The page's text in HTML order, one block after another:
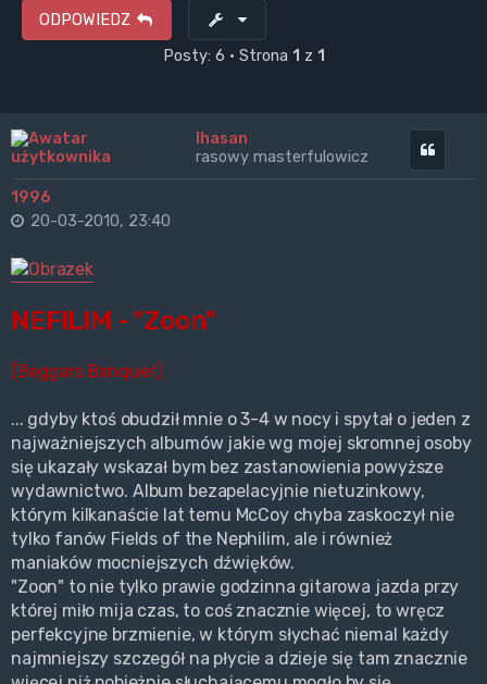
ODPOWIEDZ
Posty: 6 • Strona 1 z 1
Ihasan
rasowy masterfulowicz
1996
20-03-2010, 23:40
NEFILIM - "Zoon"
(Beggars Banquet)
... gdyby ktoś obudził mnie o 3-4 w nocy i spytał o jeden z
najważniejszych albumów jakie wg mojej skromnej osoby
się ukazały wskazał bym bez zastanowienia powyższe
wydawnictwo. Album bezapelacyjnie nietuzinkowy,
którym kilkanaście lat temu McCoy chyba zaskoczył nie
tylko fanów Fields of the Nephilim, ale i również
maniaków mocniejszych dźwięków.
"Zoon" to nie tylko prawie godzinna gitarowa jazda przy
której miło mija czas, to coś znacznie więcej, to wręcz
perfekcyjne brzmienie, w którym słychać niemal każdy
najmniejszy szczegół na płycie a dzieje się tam znacznie